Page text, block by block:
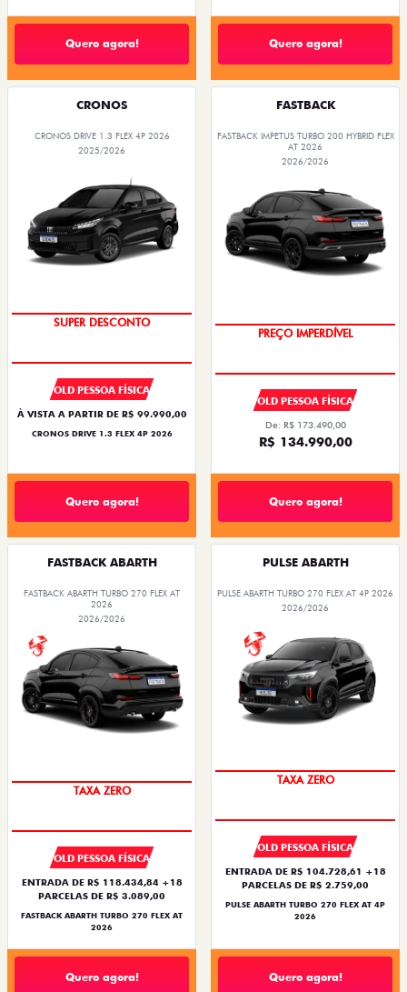
Quero agora! Quero agora!
CRONOS
CRONOS DRIVE 1.3 FLEX 4P 2026
2025/2026
SUPER DESCONTO
OLD PESSOA FÍSICA
À VISTA A PARTIR DE R$ 99.990,00
CRONOS DRIVE 1.3 FLEX 4P 2026
Quero agora!
FASTBACK
FASTBACK IMPETUS TURBO 200 HYBRID FLEX
AT 2026
2026/2026
PREÇO IMPERDÍVEL
OLD PESSOA FÍSICA
De: R$ 173.490,00
R$ 134.990,00
Quero agora!
FASTBACK ABARTH
FASTBACK ABARTH TURBO 270 FLEX AT
2026
2026/2026
TAXA ZERO
OLD PESSOA FÍSICA
ENTRADA DE R$ 118.434,84 +18
PARCELAS DE R$ 3.089,00
FASTBACK ABARTH TURBO 270 FLEX AT
2026
Quero agora!
PULSE ABARTH
PULSE ABARTH TURBO 270 FLEX AT 4P 2026
2026/2026
TAXA ZERO
OLD PESSOA FÍSICA
ENTRADA DE R$ 104.728,61 +18
PARCELAS DE R$ 2.759,00
PULSE ABARTH TURBO 270 FLEX AT 4P
2026
Quero agora!